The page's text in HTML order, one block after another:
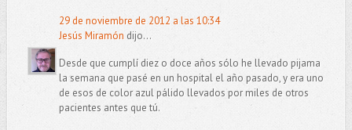
29 de noviembre de 2012 a las 10:34
Jesús Miramón dijo...
Desde que cumplí diez o doce años sólo he llevado pijama
la semana que pasé en un hospital el año pasado, y era uno
de esos de color azul pálido llevados por miles de otros
pacientes antes que tú.